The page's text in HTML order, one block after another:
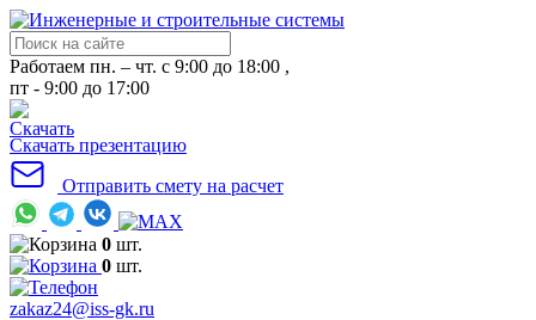
Работаем пн. – чт. с 9:00 до 18:00 ,
пт - 9:00 до 17:00
Скачать презентацию
Отправить смету на расчет
0 шт.
0 шт.
zakaz24@iss-gk.ru